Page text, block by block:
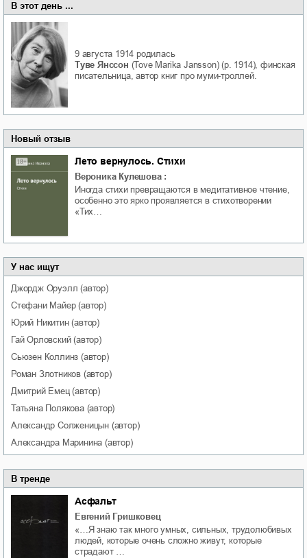
В этот день ...
9 августа 1914 родилась
Туве Янссон (Tove Marika Jansson) (р. 1914), финская
писательница, автор книг про муми-троллей.
Новый отзыв
Лето вернулось. Стихи
Вероника Кулешова :
Иногда стихи превращаются в медитативное чтение,
особенно это ярко проявляется в стихотворении
«Тих…
У нас ищут
Джордж Оруэлл (автор)
Стефани Майер(автор)
Юрий Никитин(автор)
Гай Орловский(автор)
Сьюзен Коллинз (автор)
Роман Злотников (автор)
Дмитрий Емец(автор)
Татьяна Полякова(автор)
Александр Солженицын (автор)
Александра Маринина (автор)
В тренде
Асфальт
Евгений Гришковец
«…Я знаю так много умных, сильных, трудолюбивых
людей, которые очень сложно живут, которые
страдают …